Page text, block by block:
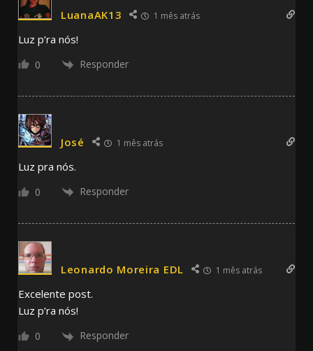
LuanaAK13 1 mês atrás
Luz p’ra nós!
0 Responder
José 1 mês atrás
Luz pra nós.
0 Responder
Leonardo Moreira EDL 1 mês atrás
Excelente post.
Luz p’ra nós!
0 Responder